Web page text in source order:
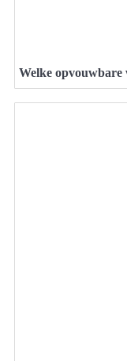
Welke opvouwbare